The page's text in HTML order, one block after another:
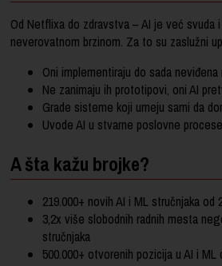
Od Netflixa do zdravstva – AI je već svuda
neverovatnom brzinom. Za to su zaslužni
Oni implementiraju do sada neviđena
Ne zanimaju ih prototipovi, oni AI
Grade sisteme koji umeju sami da
Uvode AI u stvarne poslovne
A šta kažu brojke?
219.000+ novih AI i ML stručnjaka od
3,2x više slobodnih radnih mesta
stručnjaka
500.000+ otvorenih pozicija u AI i